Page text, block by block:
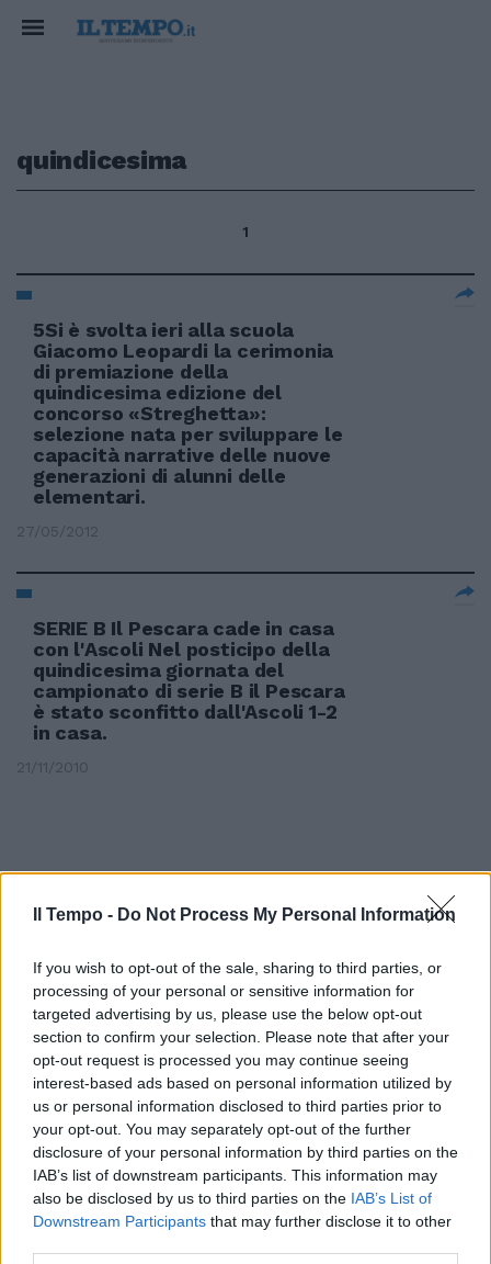
Il Tempo - Do Not Process My Personal Information
If you wish to opt-out of the sale, sharing to third parties, or
processing of your personal or sensitive information for
targeted advertising by us, please use the below opt-out
section to confirm your selection. Please note that after your
opt-out request is processed you may continue seeing
interest-based ads based on personal information utilized by
us or personal information disclosed to third parties prior to
your opt-out. You may separately opt-out of the further
disclosure of your personal information by third parties on the
IAB’s list of downstream participants. This information may
also be disclosed by us to third parties on the IAB’s List of
Downstream Participants that may further disclose it to other
quindicesima
1
5Si è svolta ieri alla scuola
Giacomo Leopardi la cerimonia
di premiazione della
quindicesima edizione del
concorso «Streghetta»:
selezione nata per sviluppare le
capacità narrative delle nuove
generazioni di alunni delle
elementari.
27/05/2012
SERIE B Il Pescara cade in casa
con l'Ascoli Nel posticipo della
quindicesima giornata del
campionato di serie B il Pescara
è stato sconfitto dall'Ascoli 1-2
in casa.
21/11/2010
SERIE B Oggi il Frosinone a
Padova Si giocano oggi nove
partite della quindicesima
giornata di serie B.